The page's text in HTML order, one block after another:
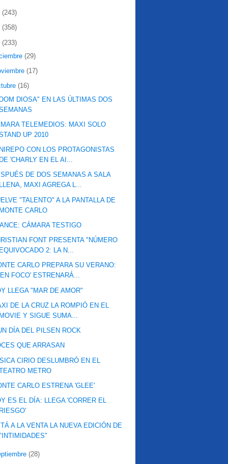
(243)
(358)
(233)
(29)
(17)
(16)
DIOSA" EN LAS ÚLTIMAS DOS
TELEMEDIOS: MAXI SOLO
UP 2010
CON LOS PROTAGONISTAS
'CHARLY EN EL AI...
DE DOS SEMANAS A SALA
MAXI AGREGA L...
"TALENTO" A LA PANTALLA DE
CARLO
CÁMARA TESTIGO
FONT PRESENTA "NÚMERO
2: LA N...
CARLO PREPARA SU VERANO:
FOCO' ESTRENARÁ...
LLEGA "MAR DE AMOR"
DE LA CRUZ LA ROMPIÓ EN EL
Y SIGUE SUMA...
DÍA DEL PILSEN ROCK
QUE ARRASAN
CIRIO DESLUMBRÓ EN EL
METRO
CARLO ESTRENA 'GLEE'
ES EL DÍA: LLEGA 'CORRER EL
A LA VENTA LA NUEVA EDICIÓN DE
(28)